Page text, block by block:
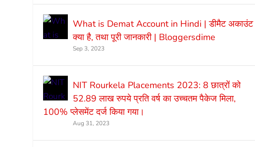
What is Demat Account in Hindi | डीमैट अकाउंट
क्या है, तथा पूरी जानकारी | Bloggersdime
Sep 3, 2023
NIT Rourkela Placements 2023: 8 छात्रों को
52.89 लाख रुपये प्रति वर्ष का उच्चतम पैकेज मिला,
100% प्लेसमेंट दर्ज किया गया।
Aug 31, 2023